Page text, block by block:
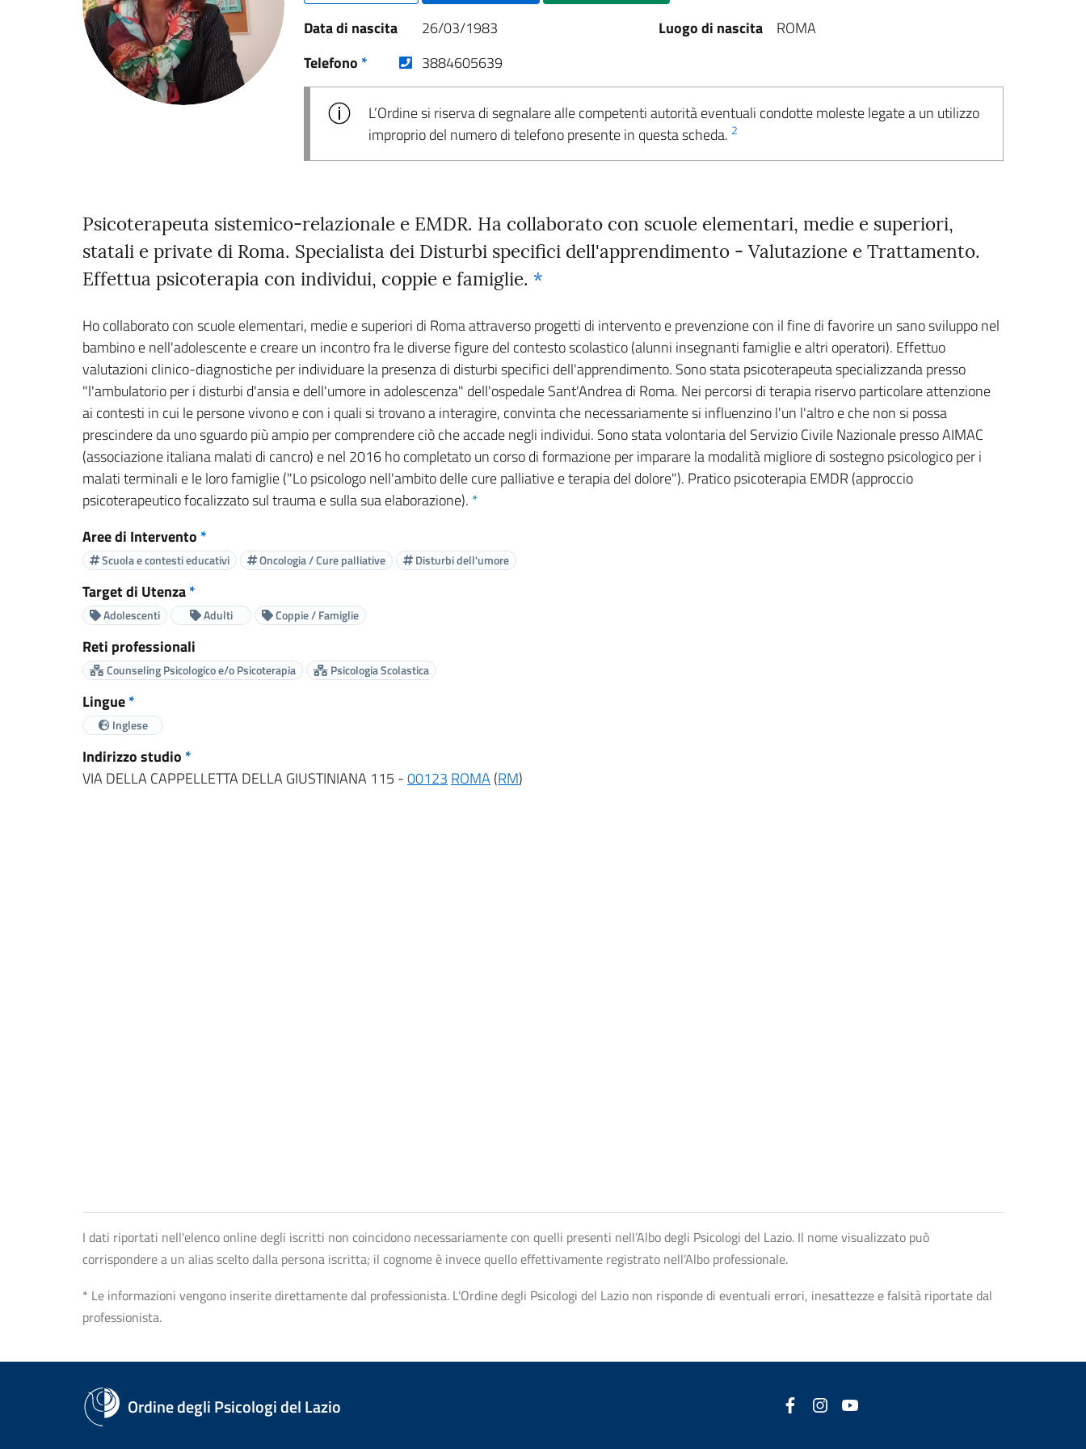
Data di nascita 26/03/1983 Luogo di nascita
ROMA
Telefono * (nuova scheda - new tab)
3884605639
L’Ordine si riserva di segnalare alle competenti autorità eventuali condotte moleste legate a un utilizzo
improprio del numero di telefono presente in questa scheda. 2
Psicoterapeuta sistemico-relazionale e EMDR. Ha collaborato con scuole elementari, medie e superiori,
statali e private di Roma. Specialista dei Disturbi specifici dell'apprendimento - Valutazione e Trattamento.
Effettua psicoterapia con individui, coppie e famiglie. *
Ho collaborato con scuole elementari, medie e superiori di Roma attraverso progetti di intervento e prevenzione con il fine di favorire un sano sviluppo nel
bambino e nell'adolescente e creare un incontro fra le diverse figure del contesto scolastico (alunni insegnanti famiglie e altri operatori). Effettuo
valutazioni clinico-diagnostiche per individuare la presenza di disturbi specifici dell'apprendimento. Sono stata psicoterapeuta specializzanda presso
"l'ambulatorio per i disturbi d'ansia e dell'umore in adolescenza" dell'ospedale Sant'Andrea di Roma. Nei percorsi di terapia riservo particolare attenzione
ai contesti in cui le persone vivono e con i quali si trovano a interagire, convinta che necessariamente si influenzino l'un l'altro e che non si possa
prescindere da uno sguardo più ampio per comprendere ciò che accade negli individui. Sono stata volontaria del Servizio Civile Nazionale presso AIMAC
(associazione italiana malati di cancro) e nel 2016 ho completato un corso di formazione per imparare la modalità migliore di sostegno psicologico per i
malati terminali e le loro famiglie ("Lo psicologo nell'ambito delle cure palliative e terapia del dolore"). Pratico psicoterapia EMDR (approccio
psicoterapeutico focalizzato sul trauma e sulla sua elaborazione). *
Aree di Intervento *
Scuola e contesti educativi Oncologia / Cure palliative Disturbi dell'umore
Target di Utenza*
Adolescenti Adulti Coppie / Famiglie
Reti professionali
Counseling Psicologico e/o Psicoterapia Psicologia Scolastica
Lingue*
Inglese
Indirizzo studio *
VIA DELLA CAPPELLETTA DELLA GIUSTINIANA 115 -00123 ROMA(RM)
I dati riportati nell'elenco online degli iscritti non coincidono necessariamente con quelli presenti nell’Albo degli Psicologi del Lazio. Il nome visualizzato può
corrispondere a un alias scelto dalla persona iscritta; il cognome è invece quello effettivamente registrato nell’Albo professionale.
* Le informazioni vengono inserite direttamente dal professionista. L'Ordine degli Psicologi del Lazio non risponde di eventuali errori, inesattezze e falsità riportate dal
professionista.
Ordine degli Psicologi del Lazio Facebook
(nuova scheda - new tab)
Instagram
(nuova scheda - new tab)